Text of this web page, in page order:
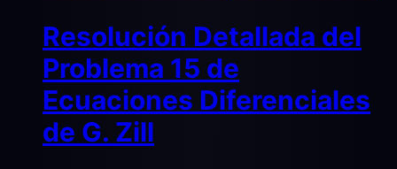
Resolución Detallada del
Problema 15 de
Ecuaciones Diferenciales
de G. Zill